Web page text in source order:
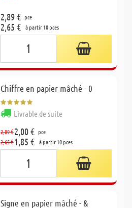
2,89 € pce
2,65 € à partir 10 pces
Chiffre en papier mâché - 0
Livrable de suite
2,89 €2,00 € pce
2,65 €1,85 € à partir 10 pces
Signe en papier mâché - &